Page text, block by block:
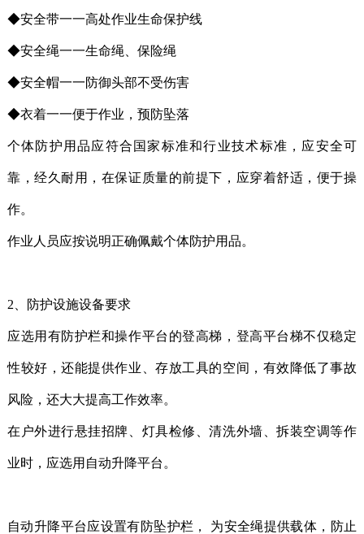
◆安全带一一高处作业生命保护线
◆安全绳一一生命绳、保险绳
◆安全帽一一防御头部不受伤害
◆衣着一一便于作业，预防坠落
个体防护用品应符合国家标准和行业技术标准，应安全可
靠，经久耐用，在保证质量的前提下，应穿着舒适，便于操
作。
作业人员应按说明正确佩戴个体防护用品。
2、防护设施设备要求
应选用有防护栏和操作平台的登高梯，登高平台梯不仅稳定
性较好，还能提供作业、存放工具的空间，有效降低了事故
风险，还大大提高工作效率。
在户外进行悬挂招牌、灯具检修、清洗外墙、拆装空调等作
业时，应选用自动升降平台。
自动升降平台应设置有防坠护栏， 为安全绳提供载体，防止